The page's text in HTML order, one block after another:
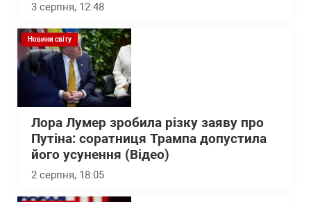
3 серпня, 12:48
Новини світу
Лора Лумер зробила різку заяву про
Путіна: соратниця Трампа допустила
його усунення (Відео)
2 серпня, 18:05